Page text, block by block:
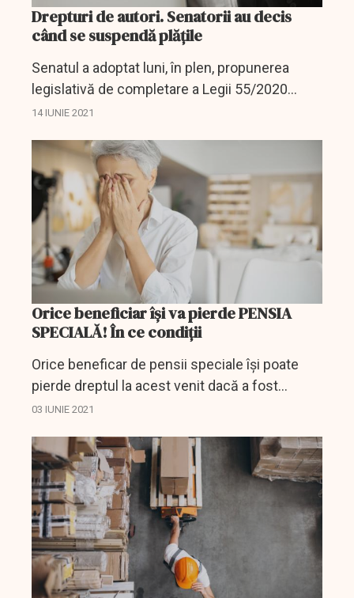
Drepturi de autori. Senatorii au decis
când se suspendă plățile
Senatul a adoptat luni, în plen, propunerea
legislativă de completare a Legii 55/2020
privind măsuri pentru combaterea efectelor
către unităţile HoReCa...
14 IUNIE 2021
Orice beneficiar își va pierde PENSIA
SPECIALĂ! În ce condiții
Orice beneficar de pensii speciale își poate
pierde dreptul la acest venit dacă a fost
condamnat pentru fapte de corupție sau dacă
stabilirea unei...
03 IUNIE 2021